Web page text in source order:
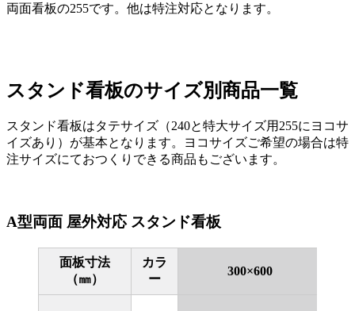
両面看板の255です。他は特注対応となります。
スタンド看板のサイズ別商品一覧
スタンド看板はタテサイズ（240と特大サイズ用255にヨコサ
イズあり）が基本となります。ヨコサイズご希望の場合は特
注サイズにておつくりできる商品もございます。
A型両面 屋外対応 スタンド看板
面板寸法
（㎜）
カラ
ー
300×600